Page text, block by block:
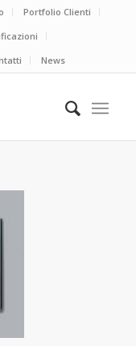
Portfolio Clienti
News